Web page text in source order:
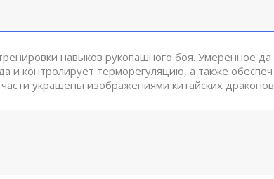
навыков рукопашного боя. Умеренное да
и контролирует терморегуляцию, а также обеспеч
украшены изображениями китайских драконов